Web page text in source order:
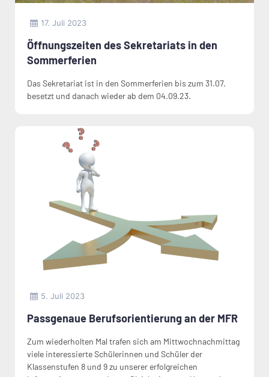
17. Juli 2023
Öffnungszeiten des Sekretariats in den
Sommerferien
Das Sekretariat ist in den Sommerferien bis zum 31.07.
besetzt und danach wieder ab dem 04.09.23.
5. Juli 2023
Passgenaue Berufsorientierung an der MFR
Zum wiederholten Mal trafen sich am Mittwochnachmittag
viele interessierte Schülerinnen und Schüler der
Klassenstufen 8 und 9 zu unserer erfolgreichen